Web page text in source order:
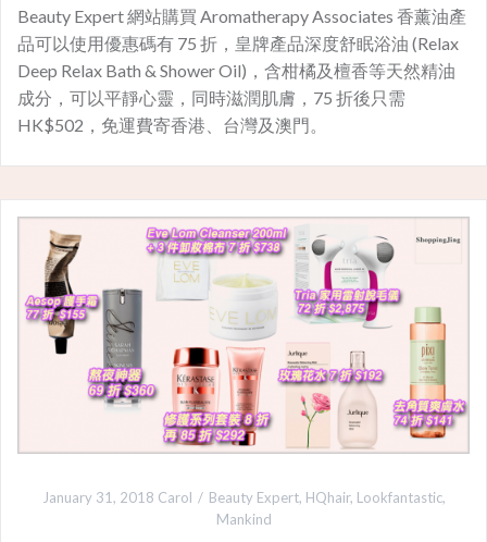
Beauty Expert 網站購買 Aromatherapy Associates 香薰油產
品可以使用優惠碼有 75 折，皇牌產品深度舒眠浴油 (Relax
Deep Relax Bath & Shower Oil)，含柑橘及檀香等天然精油
成分，可以平靜心靈，同時滋潤肌膚，75 折後只需
HK$502，免運費寄香港、台灣及澳門。
January 31, 2018 Carol Beauty Expert, HQhair, Lookfantastic,
Mankind